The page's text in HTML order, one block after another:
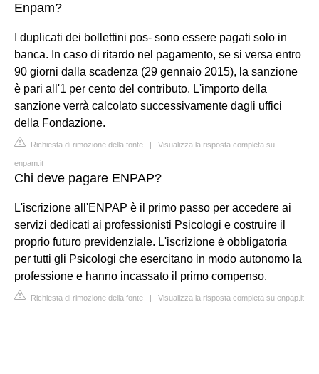
Enpam?
I duplicati dei bollettini pos- sono essere pagati solo in
banca. In caso di ritardo nel pagamento, se si versa entro
90 giorni dalla scadenza (29 gennaio 2015), la sanzione
è pari all'1 per cento del contributo. L'importo della
sanzione verrà calcolato successivamente dagli uffici
della Fondazione.
Richiesta di rimozione della fonte | Visualizza la risposta completa su
enpam.it
Chi deve pagare ENPAP?
L'iscrizione all'ENPAP è il primo passo per accedere ai
servizi dedicati ai professionisti Psicologi e costruire il
proprio futuro previdenziale. L'iscrizione è obbligatoria
per tutti gli Psicologi che esercitano in modo autonomo la
professione e hanno incassato il primo compenso.
Richiesta di rimozione della fonte | Visualizza la risposta completa su enpap.it